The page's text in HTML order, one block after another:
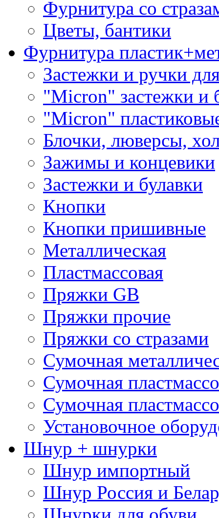
Фурнитура со
Цветы, бантики
Фурнитура
Застежки и ручки
"Micron" застежки и
"Micron"
Блочки, люверсы,
Зажимы и концевики
Застежки и булавки
Кнопки
Кнопки пришивные
Металлическая
Пластмассовая
Пряжки GB
Пряжки прочие
Пряжки со стразами
Сумочная
Сумочная
Сумочная
Установочное
Шнур + шнурки
Шнур импортный
Шнур Россия и